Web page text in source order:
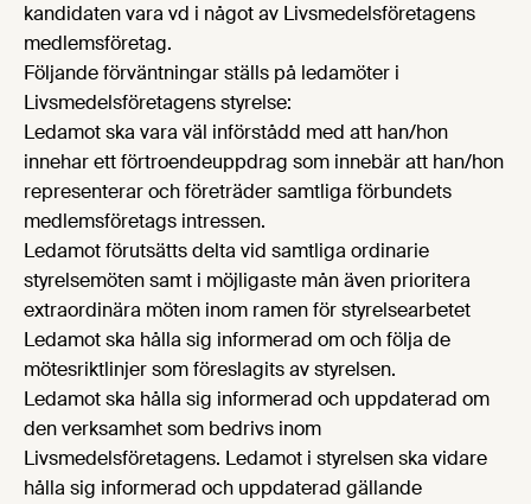
kandidaten vara vd i något av Livsmedelsföretagens
medlemsföretag.
Följande förväntningar ställs på ledamöter i
Livsmedelsföretagens styrelse:
Ledamot ska vara väl införstådd med att han/hon
innehar ett förtroendeuppdrag som innebär att han/hon
representerar och företräder samtliga förbundets
medlemsföretags intressen.
Ledamot förutsätts delta vid samtliga ordinarie
styrelsemöten samt i möjligaste mån även prioritera
extraordinära möten inom ramen för styrelsearbetet
Ledamot ska hålla sig informerad om och följa de
mötesriktlinjer som föreslagits av styrelsen.
Ledamot ska hålla sig informerad och uppdaterad om
den verksamhet som bedrivs inom
Livsmedelsföretagens. Ledamot i styrelsen ska vidare
hålla sig informerad och uppdaterad gällande